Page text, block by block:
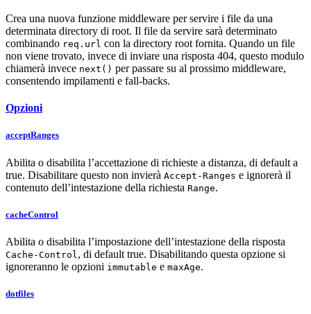
Crea una nuova funzione middleware per servire i file da una
determinata directory di root. Il file da servire sarà determinato
combinando req.url con la directory root fornita. Quando un file
non viene trovato, invece di inviare una risposta 404, questo modulo
chiamerà invece next() per passare su al prossimo middleware,
consentendo impilamenti e fall-backs.
Opzioni
acceptRanges
Abilita o disabilita l’accettazione di richieste a distanza, di default a
true. Disabilitare questo non invierà Accept-Ranges e ignorerà il
contenuto dell’intestazione della richiesta Range.
cacheControl
Abilita o disabilita l’impostazione dell’intestazione della risposta
Cache-Control , di default true. Disabilitando questa opzione si
ignoreranno le opzioni immutable e maxAge.
dotfiles